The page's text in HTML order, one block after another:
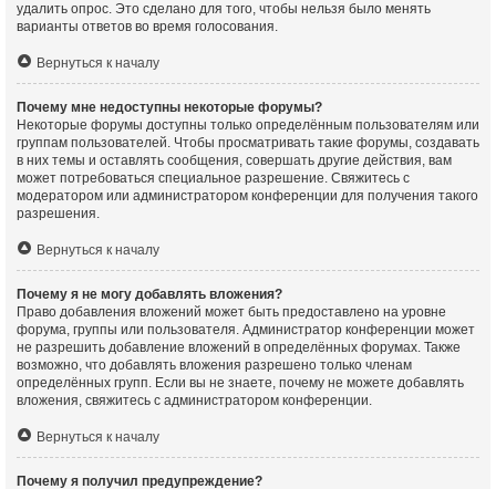
удалить опрос. Это сделано для того, чтобы нельзя было менять
варианты ответов во время голосования.
Вернуться к началу
Почему мне недоступны некоторые форумы?
Некоторые форумы доступны только определённым пользователям или
группам пользователей. Чтобы просматривать такие форумы, создавать
в них темы и оставлять сообщения, совершать другие действия, вам
может потребоваться специальное разрешение. Свяжитесь с
модератором или администратором конференции для получения такого
разрешения.
Вернуться к началу
Почему я не могу добавлять вложения?
Право добавления вложений может быть предоставлено на уровне
форума, группы или пользователя. Администратор конференции может
не разрешить добавление вложений в определённых форумах. Также
возможно, что добавлять вложения разрешено только членам
определённых групп. Если вы не знаете, почему не можете добавлять
вложения, свяжитесь с администратором конференции.
Вернуться к началу
Почему я получил предупреждение?